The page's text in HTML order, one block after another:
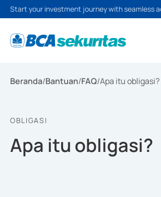
Start your investment journey with seamless
Beranda/Bantuan/FAQ/Apa itu obligasi?
OBLIGASI
Apa itu obligasi?